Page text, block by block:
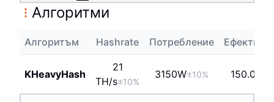
Алгоритми
Алгоритъм Hashrate Потребление
KHeavyHash
21
TH/s±10%
3150W±10% 150.00j/